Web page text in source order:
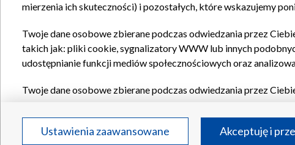
mierzenia ich skuteczności) i pozostałych, które wskazujemy
Twoje dane osobowe zbierane podczas odwiedzania przez
takich jak: pliki cookie, sygnalizatory WWW lub innych
udostępnianie funkcji mediów społecznościowych oraz
Twoje dane osobowe zbierane podczas odwiedzania przez
Partnerów TVPdla realizacji następujących celów i funkcji:
reklam, tworzenia profilu spersonalizowanych reklam,
Ustawienia zaawansowane Akceptuję i